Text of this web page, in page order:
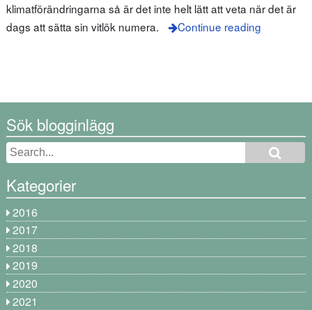
klimatförändringarna så är det inte helt lätt att veta när det är
dags att sätta sin vitlök numera.
Continue reading
Sök blogginlägg
Kategorier
2016
2017
2018
2019
2020
2021